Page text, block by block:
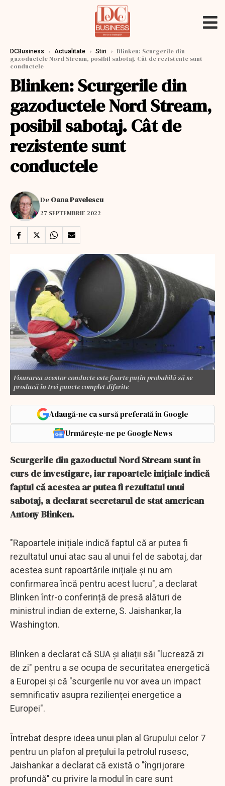
DCBusiness › Actualitate › Stiri › Blinken: Scurgerile din
gazoductele Nord Stream, posibil sabotaj. Cât de rezistente sunt
conductele
Blinken: Scurgerile din
gazoductele Nord Stream,
posibil sabotaj. Cât de
rezistente sunt
conductele
De Oana Pavelescu
27 SEPTEMBRIE 2022
Fisurarea acestor conducte este foarte puțin probabilă să se
producă în trei puncte complet diferite
Adaugă-ne ca sursă preferată în Google
Urmărește-ne pe Google News
Scurgerile din gazoductul Nord Stream sunt în
curs de investigare, iar rapoartele inițiale indică
faptul că acestea ar putea fi rezultatul unui
sabotaj, a declarat secretarul de stat american
Antony Blinken.
"Rapoartele inițiale indică faptul că ar putea fi
rezultatul unui atac sau al unui fel de sabotaj, dar
acestea sunt rapoartările inițiale și nu am
confirmarea încă pentru acest lucru", a declarat
Blinken într-o conferință de presă alături de
ministrul indian de externe, S. Jaishankar, la
Washington.
Blinken a declarat că SUA și aliații săi "lucrează zi
de zi" pentru a se ocupa de securitatea energetică
a Europei și că "scurgerile nu vor avea un impact
semnificativ asupra rezilienței energetice a
Europei".
Întrebat despre ideea unui plan al Grupului celor 7
pentru un plafon al prețului la petrolul rusesc,
Jaishankar a declarat că există o "îngrijorare
profundă" cu privire la modul în care sunt